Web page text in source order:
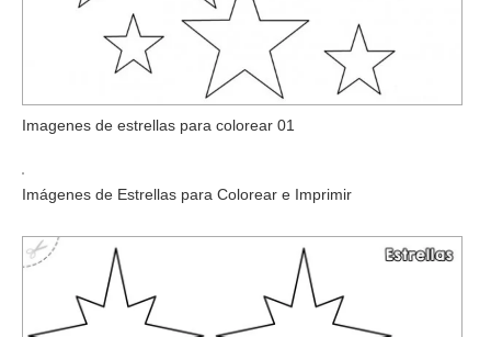
Imagenes de estrellas para colorear 01
Imágenes de Estrellas para Colorear e Imprimir